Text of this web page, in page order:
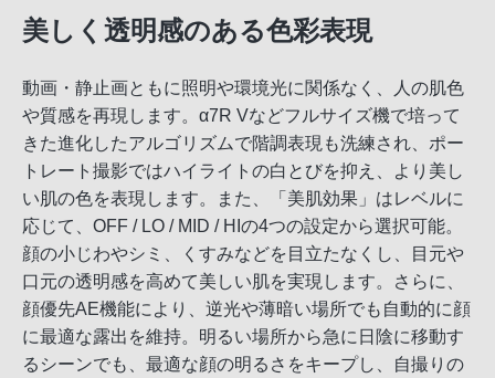
美しく透明感のある色彩表現
動画・静止画ともに照明や環境光に関係なく、人の肌色
や質感を再現します。α7R Vなどフルサイズ機で培って
きた進化したアルゴリズムで階調表現も洗練され、ポー
トレート撮影ではハイライトの白とびを抑え、より美し
い肌の色を表現します。また、「美肌効果」はレベルに
応じて、OFF / LO / MID / HIの4つの設定から選択可能。
顔の小じわやシミ、くすみなどを目立たなくし、目元や
口元の透明感を高めて美しい肌を実現します。さらに、
顔優先AE機能により、逆光や薄暗い場所でも自動的に顔
に最適な露出を維持。明るい場所から急に日陰に移動す
るシーンでも、最適な顔の明るさをキープし、自撮りの